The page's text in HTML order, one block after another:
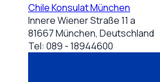
Chile Konsulat München
Innere Wiener Straße 11 a
81667 München, Deutschland
Tel: 089 - 18944600